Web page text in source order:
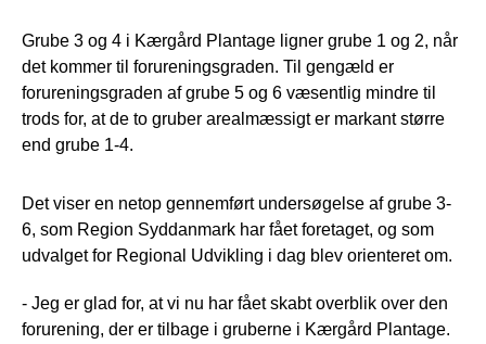
Grube 3 og 4 i Kærgård Plantage ligner grube 1 og 2, når
det kommer til forureningsgraden. Til gengæld er
forureningsgraden af grube 5 og 6 væsentlig mindre til
trods for, at de to gruber arealmæssigt er markant større
end grube 1-4.
Det viser en netop gennemført undersøgelse af grube 3-
6, som Region Syddanmark har fået foretaget, og som
udvalget for Regional Udvikling i dag blev orienteret om.
- Jeg er glad for, at vi nu har fået skabt overblik over den
forurening, der er tilbage i gruberne i Kærgård Plantage.